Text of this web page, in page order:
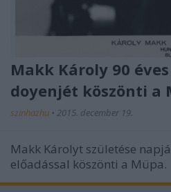
Makk Károly 90
doyenjét köszönti a
szinhazhu • 2015. december 19.
Makk Károlyt születése
előadással köszönti a Müpa.